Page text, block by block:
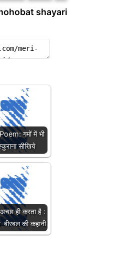
shayari
गमों में भी
सीखिये
ही करता है :
की कहानी